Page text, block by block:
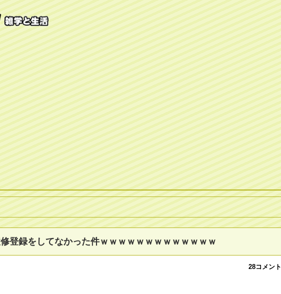
登録をしてなかった件ｗｗｗｗｗｗｗｗｗｗｗｗｗ
28コメント